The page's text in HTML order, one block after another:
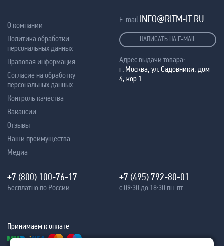
О компании
Политика обработки
персональных данных
Правовая информация
Согласие на обработку
персональных данных
Контроль качества
Вакансии
Отзывы
Наши преимущества
Медиа
E-mail INFO@RITM-IT.RU
НАПИСАТЬ НА E-MAIL
Адрес выдачи товара:
г. Москва, ул. Садовники, дом
4, кор.1
+7 (800) 100-76-17
Бесплатно по России
+7 (495) 792-80-01
с 09:30 до 18:30 пн-пт
Принимаем к оплате